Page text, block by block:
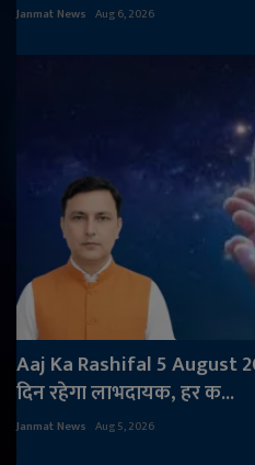
Janmat News Aug 6, 2026
Aaj Ka Rashifal 5 August
दिन रहेगा लाभदायक, हर क...
Janmat News Aug 5, 2026